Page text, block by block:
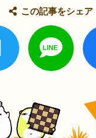
この記事をシェア